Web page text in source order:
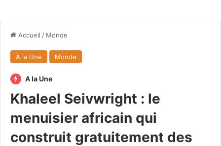
Accueil / Monde
À la Une Monde
A la Une
Khaleel Seivwright : le
menuisier africain qui
construit gratuitement des